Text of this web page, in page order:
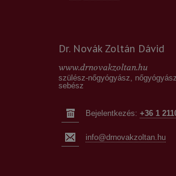
endometriózisom van? 10
Mélyen infiltráló endometriózis,
bélendometriózis műtétéről
alkalmas 10 years ago
Dr. Novák Zoltán Dávid
www.drnovakzoltan.hu
szülész-nőgyógyász,
sebész
Bejelentkezés: +36 1
info@drnovakzoltan.hu